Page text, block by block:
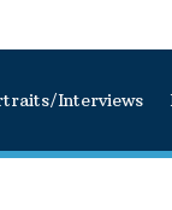
Interviews